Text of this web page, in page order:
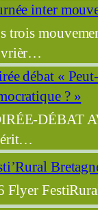
inter
trois
débat «
? »
DÉBAT
Flyer